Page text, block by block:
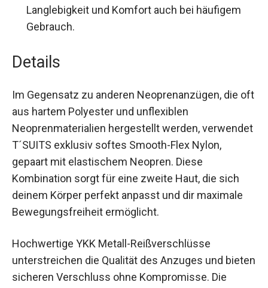
Langlebigkeit und Komfort auch bei häufigem
Gebrauch.
Details
Im Gegensatz zu anderen Neoprenanzügen, die oft
aus hartem Polyester und unflexiblen
Neoprenmaterialien hergestellt werden, verwendet
T´SUITS exklusiv softes Smooth-Flex Nylon,
gepaart mit elastischem Neopren. Diese
Kombination sorgt für eine zweite Haut, die sich
deinem Körper perfekt anpasst und dir maximale
Bewegungsfreiheit ermöglicht.
Hochwertige YKK Metall-Reißverschlüsse
unterstreichen die Qualität des Anzuges und bieten
sicheren Verschluss ohne Kompromisse. Die